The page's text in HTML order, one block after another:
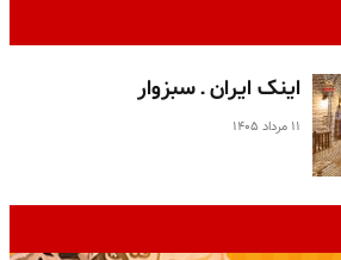
اینک ایران ـ سبزوار
۱۱ مرداد ۱۴۰۵